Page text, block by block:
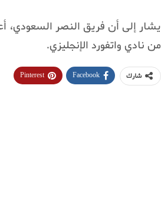
يشار إلى أن فريق النصر السعودي،
من نادي واتفورد الإنجليزي.
شارك Facebook
Pinterest